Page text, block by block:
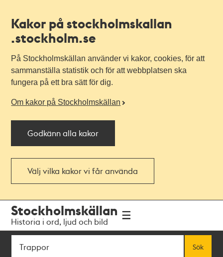
Kakor på stockholmskallan
.stockholm.se
På Stockholmskällan använder vi kakor, cookies, för att
sammanställa statistik och för att webbplatsen ska
fungera på ett bra sätt för dig.
Om kakor på Stockholmskällan
Godkänn alla kakor
Välj vilka kakor vi får använda
navigationen
huvudinnehållet
Stockholmskällan
Historia i ord, ljud och bild
Sök
Sök